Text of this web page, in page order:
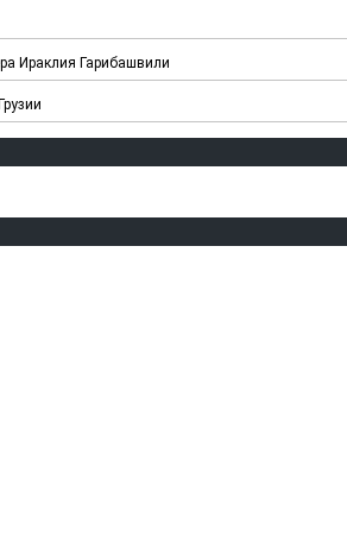
Ираклия Гарибашвили